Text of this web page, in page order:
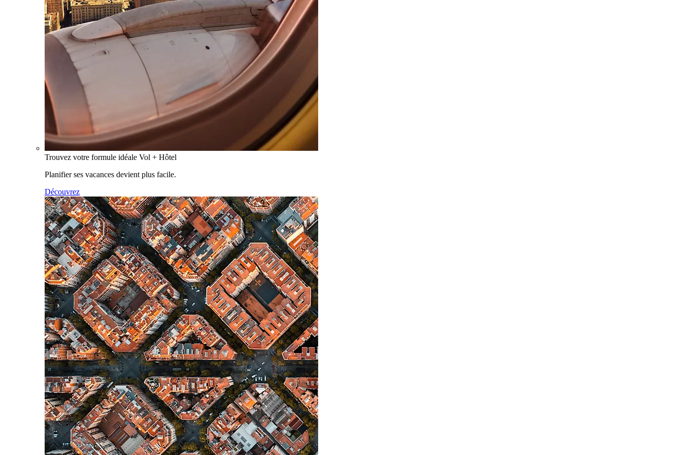
Trouvez votre formule idéale Vol + Hôtel
Planifier ses vacances devient plus facile.
Découvrez